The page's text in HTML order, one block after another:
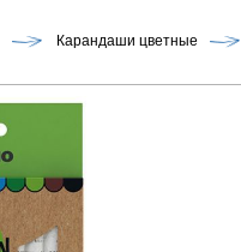
Карандаши цветные